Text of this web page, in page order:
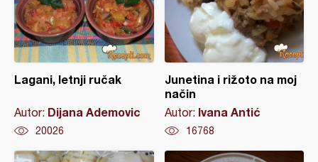
Lagani, letnji ručak
Autor: Dijana Ademovic
20026
Junetina i rižoto na moj
način
Autor: Ivana Antić
16768